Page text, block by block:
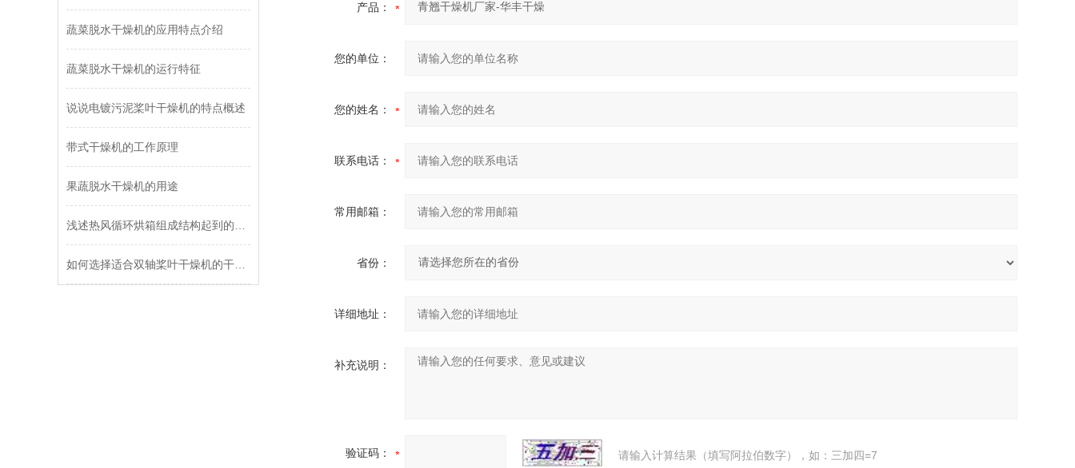
蔬菜脱水干燥机的应用特点介绍
蔬菜脱水干燥机的运行特征
说说电镀污泥桨叶干燥机的特点概述
带式干燥机的工作原理
果蔬脱水干燥机的用途
产品：
您的单位：
您的姓名：
联系电话：
常用邮箱：
省份：
详细地址：
补充说明：
验证码： 请输入计算结果（填写阿拉伯数字），如：三加四=7